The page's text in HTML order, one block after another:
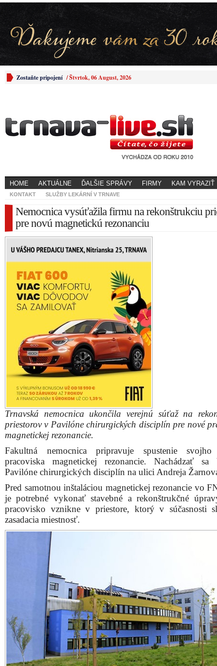
Zostaňte pripojení /Štvrtok, 06 August, 2026
HOME AKTUÁLNE ĎALŠIE SPRÁVY FIRMY KAM VYRAZIŤ
KONTAKT SLUŽBY LEKÁRNÍ V TRNAVE
Nemocnica vysúťažila firmu na rekonštrukciu
pre novú magnetickú rezonanciu
Trnavská nemocnica ukončila verejnú súťaž na
priestorov v Pavilóne chirurgických disciplín pre nové
magnetickej rezonancie.
Fakultná nemocnica pripravuje spustenie
pracoviska magnetickej rezonancie. Nachádzať
Pavilóne chirurgických disciplín na ulici Andreja
Pred samotnou inštaláciou magnetickej rezonancie vo
je potrebné vykonať stavebné a rekonštrukčné
pracovisko vznikne v priestore, ktorý v súčasnosti
zasadacia miestnosť.